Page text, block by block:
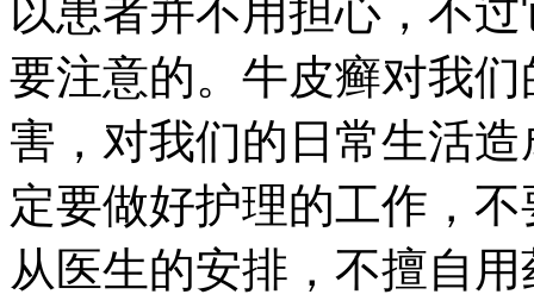
以患者并不用担心，不
要注意的。牛皮癣对我
害，对我们的日常生活
定要做好护理的工作，
从医生的安排，不擅自